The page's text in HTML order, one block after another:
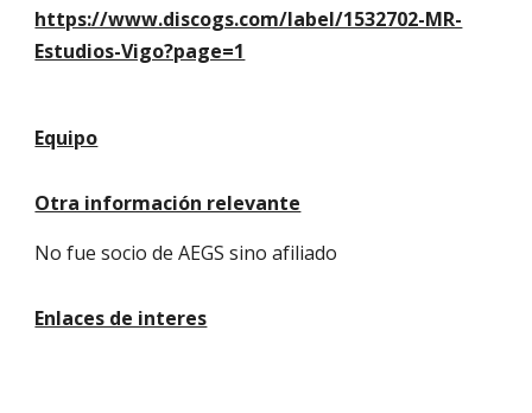
https://www.discogs.com/label/1532702-MR-
Estudios-Vigo?page=1
Equipo
Otra información relevante
No fue socio de AEGS sino afiliado
Enlaces de interes